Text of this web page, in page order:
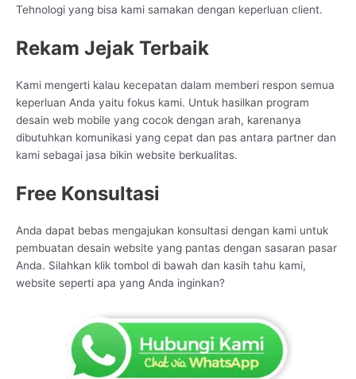
Tehnologi yang bisa kami samakan dengan keperluan client.
Rekam Jejak Terbaik
Kami mengerti kalau kecepatan dalam memberi respon semua
keperluan Anda yaitu fokus kami. Untuk hasilkan program
desain web mobile yang cocok dengan arah, karenanya
dibutuhkan komunikasi yang cepat dan pas antara partner dan
kami sebagai jasa bikin website berkualitas.
Free Konsultasi
Anda dapat bebas mengajukan konsultasi dengan kami untuk
pembuatan desain website yang pantas dengan sasaran pasar
Anda. Silahkan klik tombol di bawah dan kasih tahu kami,
website seperti apa yang Anda inginkan?